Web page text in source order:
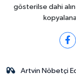
gösterilse dahi
Artvin Nöbetçi